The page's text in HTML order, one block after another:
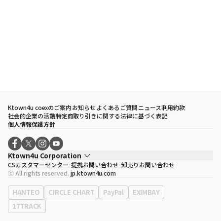
Ktown4u coexのご案内お知らせよくあるご質問ニュース利用約款
社会的企業の活動特定商取り引きに関する法律に基づく表記
個人情報保護方針
Ktown4u Corporation
代表取締役
ソン・ヒョミン
事業者登録番号120-87-71116
eContext
0120-23-7523
事務所住所
ソウル特別市江南区永東大路513、3階(三成洞、coex)
CSカスタマーセンター 提携お問い合わせ 卸売りお問い合わせ
ⓒ All rights reserved. jp.ktown4u.com
HANTEO CIRCLE CHART PayPal
EXIMBAY
17TRACK